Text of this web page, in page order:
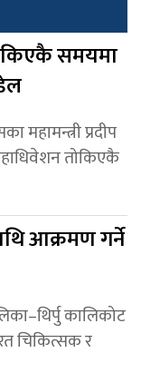
समयमा
महामन्त्री प्रदीप
तोकिएकै
आक्रमण गर्ने
कालिकोट
चिकित्सक र